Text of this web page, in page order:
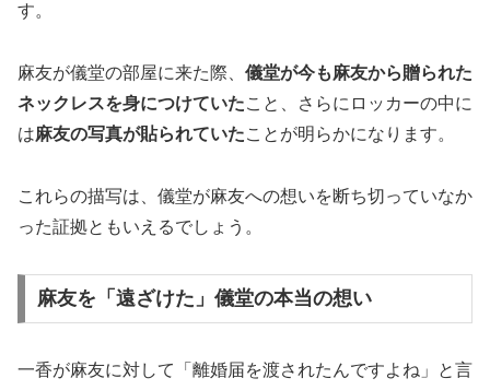
す。
麻友が儀堂の部屋に来た際、 儀堂が今も麻友から贈られた
ネックレスを身につけていたこと、さらにロッカーの中に
は麻友の写真が貼られていたことが明らかになります。
これらの描写は、儀堂が麻友への想いを断ち切っていなか
った証拠ともいえるでしょう。
麻友を「遠ざけた」儀堂の本当の想い
一香が麻友に対して「離婚届を渡されたんですよね」と言